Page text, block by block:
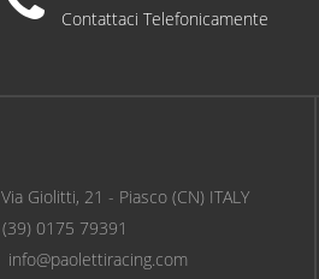
Contattaci Telefonicamente
Via Giolitti, 21 - Piasco (CN) ITALY
(39) 0175 79391
info@paolettiracing.com